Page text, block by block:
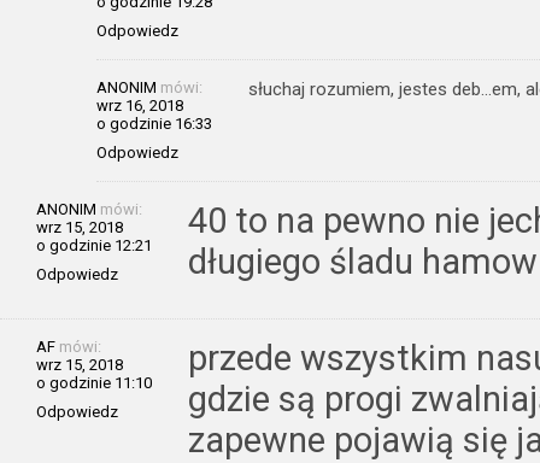
Odpowiedz
ANONIM mówi:
wrz 16, 2018
o godzinie 16:33
Odpowiedz
słuchaj rozumiem, jestes deb…em,
ANONIM mówi:
wrz 15, 2018
o godzinie 12:21
Odpowiedz
40 to na pewno nie
długiego śladu
AF mówi:
wrz 15, 2018
o godzinie 11:10
Odpowiedz
przede wszystkim
gdzie są progi
zapewne pojawią się